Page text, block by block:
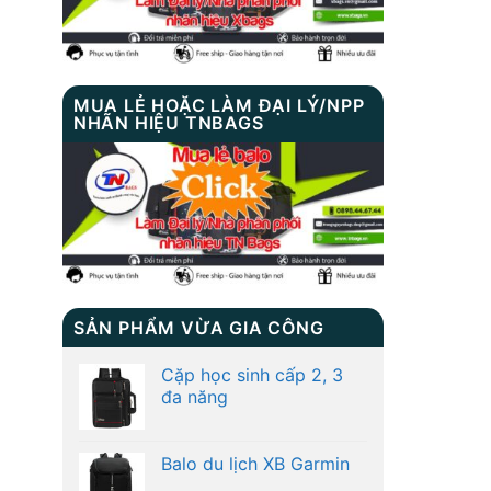
MUA LẺ HOẶC LÀM ĐẠI LÝ/NPP
NHÃN HIỆU TNBAGS
SẢN PHẨM VỪA GIA CÔNG
Cặp học sinh cấp 2, 3
đa năng
Balo du lịch XB Garmin